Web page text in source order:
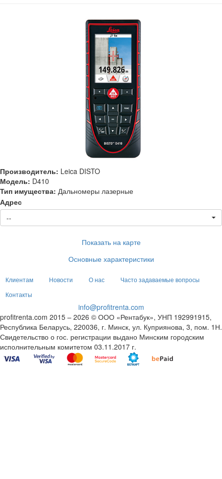
Производитель: Leica DISTO
Модель: D410
Тип имущества: Дальномеры лазерные
Адрес
--
Показать на карте
Основные характеристики
Клиентам Новости О нас
Часто задаваемые вопросы
Контакты
info@profitrenta.com
profitrenta.com 2015 – 2026 © ООО «Рентабук», УНП 192991915,
Республика Беларусь, 220036, г. Минск, ул. Куприянова, 3, пом. 1Н.
Свидетельство о гос. регистрации выдано Минским городским
исполнительным комитетом 03.11.2017 г.